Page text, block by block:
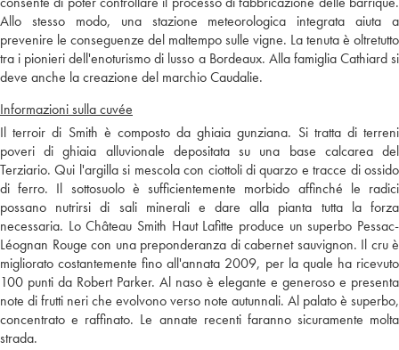
Allo stesso modo, una stazione meteorologica integrata aiuta a
prevenire le conseguenze del maltempo sulle vigne. La tenuta è oltretutto
tra i pionieri dell'enoturismo di lusso a Bordeaux. Alla famiglia Cathiard si
deve anche la creazione del marchio Caudalie.
Informazioni sulla cuvée
Il terroir di Smith è composto da ghiaia gunziana. Si tratta di terreni
poveri di ghiaia alluvionale depositata su una base calcarea del
Terziario. Qui l'argilla si mescola con ciottoli di quarzo e tracce di ossido
di ferro. Il sottosuolo è sufficientemente morbido affinché le radici
possano nutrirsi di sali minerali e dare alla pianta tutta la forza
necessaria. Lo Château Smith Haut Lafitte produce un superbo Pessac-
Léognan Rouge con una preponderanza di cabernet sauvignon. Il cru è
migliorato costantemente fino all'annata 2009, per la quale ha ricevuto
100 punti da Robert Parker. Al naso è elegante e generoso e presenta
note di frutti neri che evolvono verso note autunnali. Al palato è superbo,
concentrato e raffinato. Le annate recenti faranno sicuramente molta
strada.